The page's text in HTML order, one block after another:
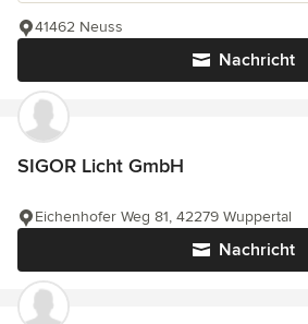
Nachricht
41462 Neuss
SIGOR Licht GmbH
Nachricht
Eichenhofer Weg 81, 42279 Wuppertal